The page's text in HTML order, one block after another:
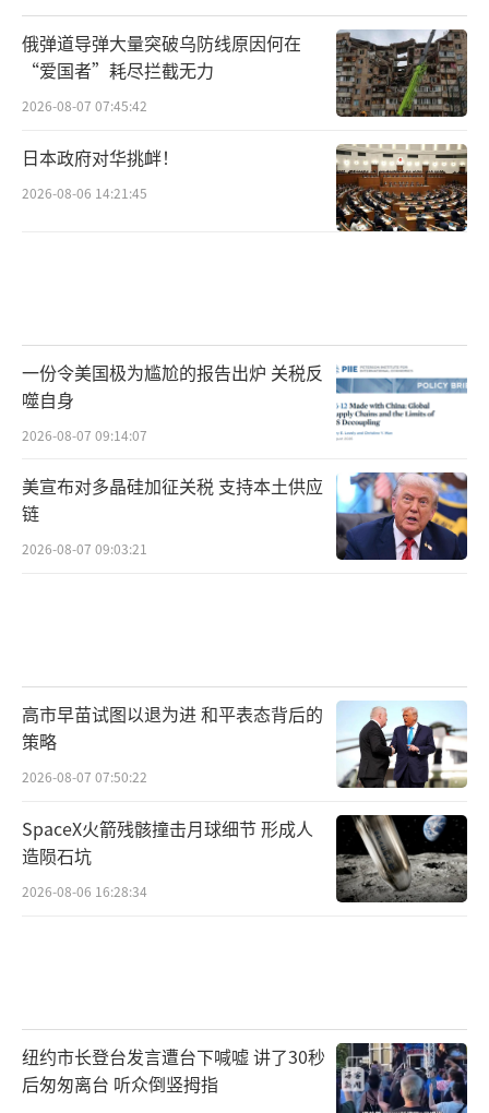
俄弹道导弹大量突破乌防线原因何在
“爱国者”耗尽拦截无力
2026-08-07 07:45:42
日本政府对华挑衅！
2026-08-06 14:21:45
一份令美国极为尴尬的报告出炉 关税反
噬自身
2026-08-07 09:14:07
美宣布对多晶硅加征关税 支持本土供应
链
2026-08-07 09:03:21
高市早苗试图以退为进 和平表态背后的
策略
2026-08-07 07:50:22
SpaceX火箭残骸撞击月球细节 形成人
造陨石坑
2026-08-06 16:28:34
纽约市长登台发言遭台下喊嘘 讲了30秒
后匆匆离台 听众倒竖拇指